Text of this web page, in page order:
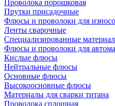
Проволока порошковая
Прутки присадочные
Флюсы и проволоки для
Ленты сварочные
Специализированные
Флюсы и проволоки для
Кислые флюсы
Нейтральные флюсы
Основные флюсы
Высокоосновные флюсы
Материалы для сварки титана
Проволока сплошная